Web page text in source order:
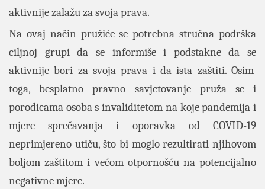
aktivnije zalažu za svoja prava.
Na ovaj način pružiće se potrebna stručna podrška
ciljnoj grupi da se informiše i podstakne da se
aktivnije bori za svoja prava i da ista zaštiti. Osim
toga, besplatno pravno savjetovanje pruža se i
porodicama osoba s invaliditetom na koje pandemija i
mjere sprečavanja i oporavka od COVID-19
neprimjereno utiču, što bi moglo rezultirati njihovom
boljom zaštitom i većom otpornošću na potencijalno
negativne mjere.